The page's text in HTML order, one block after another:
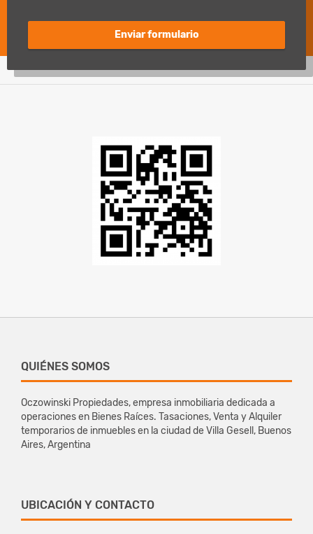
Enviar formulario
QUIÉNES SOMOS
Oczowinski Propiedades, empresa inmobiliaria dedicada a
operaciones en Bienes Raíces. Tasaciones, Venta y Alquiler
temporarios de inmuebles en la ciudad de Villa Gesell, Buenos
Aires, Argentina
UBICACIÓN Y CONTACTO